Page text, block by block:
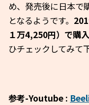
め、発売後に日本で
となるようです。
１万4,250円）で購
ひチェックしてみて
参考-Youtube :